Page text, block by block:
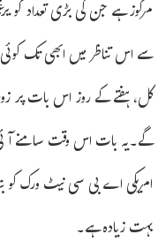
مرکوز ہے جن کی بڑی تعداد کو
سے اس تناظر میں ابھی تک
کل، ہفتے کے روز اس بات پر
گے۔یہ بات اس وقت سامنے
امریکی اے بی سی نیٹ ورک کو
بہت زیادہ ہے۔